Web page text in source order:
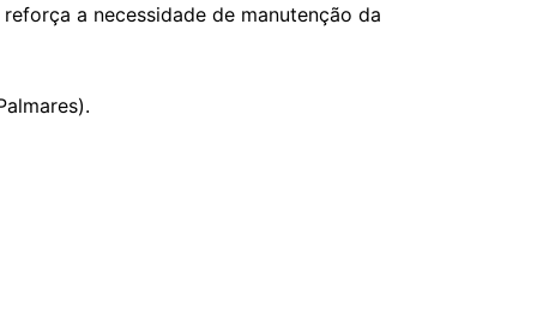
a necessidade de manutenção da